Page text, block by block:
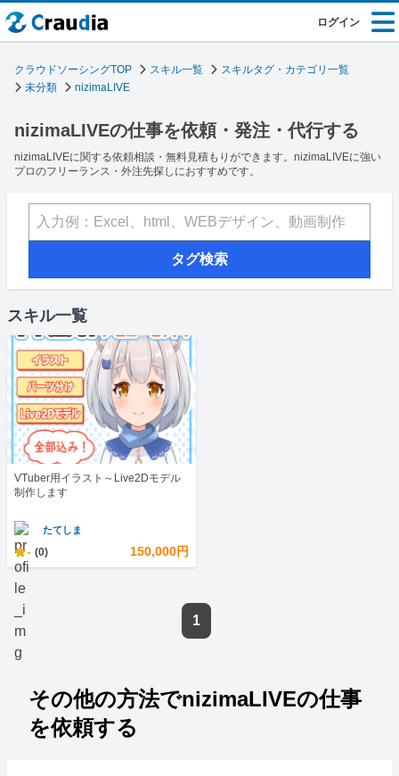
ログイン
クラウドソーシングTOP スキル一覧
スキルタグ・カテゴリ一覧
未分類
nizimaLIVE
nizimaLIVEの仕事を依頼・発注・代行する
nizimaLIVEに関する依頼相談・無料見積もりができます。nizimaLIVEに強い
プロのフリーランス・外注先探しにおすすめです。
タグ検索
スキル一覧
VTuber用イラスト～Live2Dモデル
制作します
たてしま
- (0) 150,000円
1
その他の方法でnizimaLIVEの仕事
を依頼する